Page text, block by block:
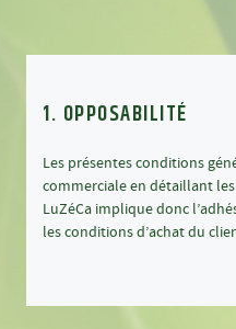
1. OPPOSABILITÉ
Les présentes conditions
commerciale en détaillant
LuZéCa implique donc
les conditions d’achat du